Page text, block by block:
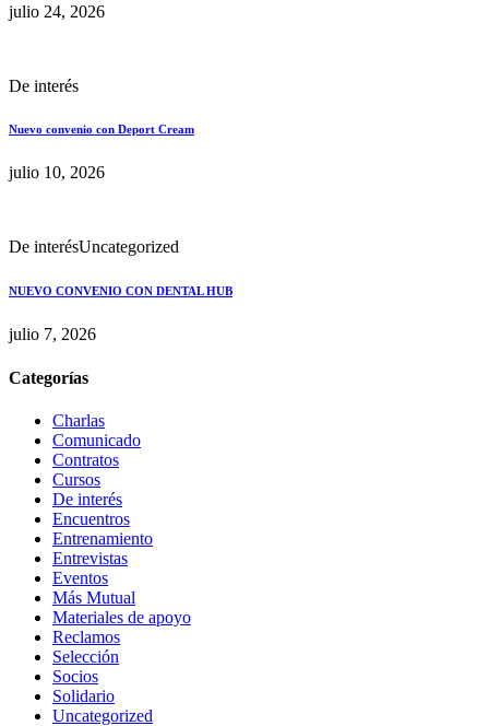
julio 24, 2026
De interés
Nuevo convenio con Deport Cream
julio 10, 2026
De interésUncategorized
NUEVO CONVENIO CON DENTAL HUB
julio 7, 2026
Categorías
Charlas
Comunicado
Contratos
Cursos
De interés
Encuentros
Entrenamiento
Entrevistas
Eventos
Más Mutual
Materiales de apoyo
Reclamos
Selección
Socios
Solidario
Uncategorized